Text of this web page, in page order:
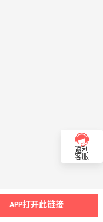
返利
客服
APP打开此链接